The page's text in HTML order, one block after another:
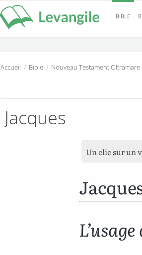
BIBLE
Accueil / Bible / Nouveau Testament Oltramare
Jacques
Un clic sur un